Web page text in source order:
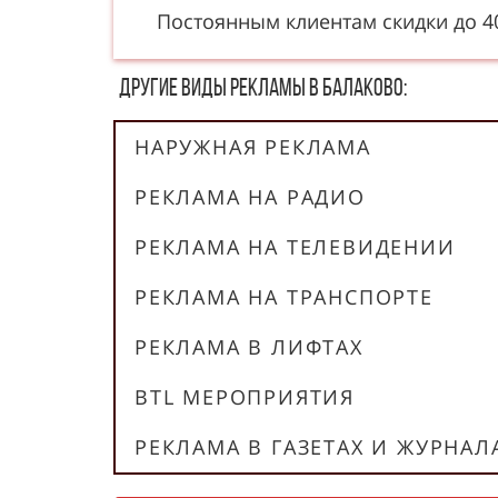
Постоянным клиентам скидки до
Другие в​​​​иды рекламы в Балаково:
НАРУЖНАЯ РЕКЛАМА
РЕКЛАМА НА РАДИО
РЕКЛАМА НА ТЕЛЕВИДЕНИИ
РЕКЛАМА НА ТРАНСПОРТЕ
РЕКЛАМА В ЛИФТАХ
BTL МЕРОПРИЯТИЯ
РЕКЛАМА В ГАЗЕТАХ И